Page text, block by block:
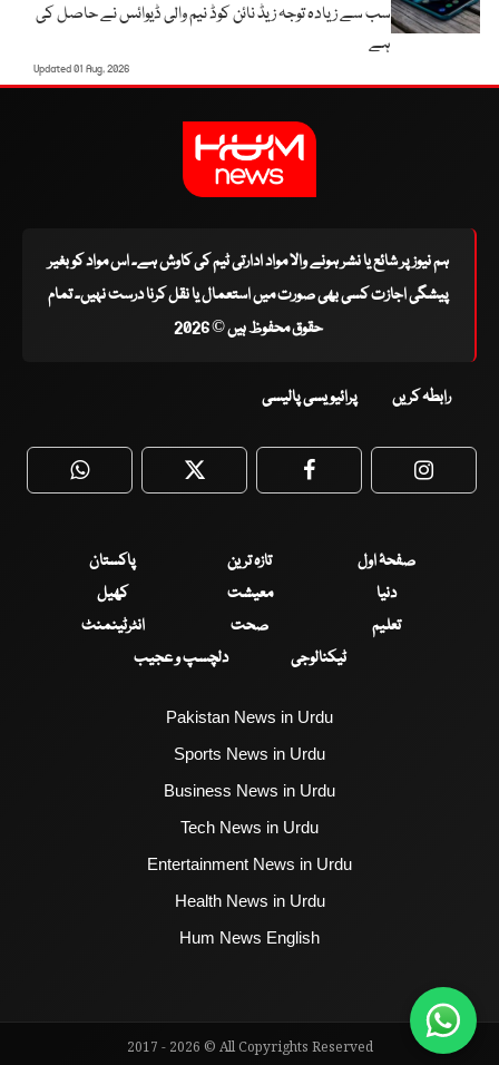
سب سے زیادہ توجہ زیڈ نائن کوڈ نیم والی ڈیوائس نے حاصل کی
ہے
Updated 01 Aug, 2026
ہم نیوز پر شائع یا نشر ہونے والا مواد ادارتی ٹیم کی کاوش ہے۔ اس مواد کو بغیر
پیشگی اجازت کسی بھی صورت میں استعمال یا نقل کرنا درست نہیں۔ تمام
حقوق محفوظ ہیں © 2026
رابطہ کریں پرائیویسی پالیسی
WhatsApp Twitter Facebook
صفحۂ اول تازہ ترین
پاکستان
دنیا
معیشت
کھیل
تعلیم
صحت
انٹرٹینمنٹ
ٹیکنالوجی
دلچسپ و عجیب
Pakistan News in Urdu
Sports News in Urdu
Business News in Urdu
Tech News in Urdu
Entertainment News in Urdu
Health News in Urdu
Hum News English
2017 - 2026 © All Copyrights Reserved